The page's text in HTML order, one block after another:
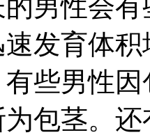
性会有
发育体
些男性
为包茎。